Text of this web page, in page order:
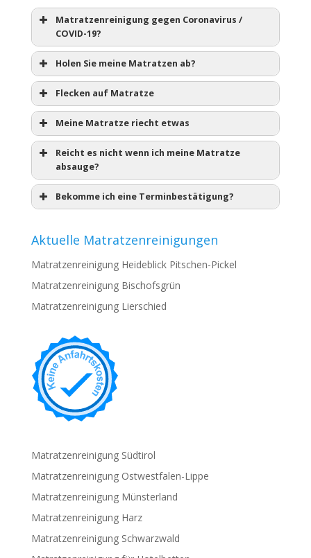
Matratzenreinigung gegen Coronavirus /
COVID-19?
Holen Sie meine Matratzen ab?
Flecken auf Matratze
Meine Matratze riecht etwas
Reicht es nicht wenn ich meine Matratze
absauge?
Bekomme ich eine Terminbestätigung?
Aktuelle Matratzenreinigungen
Matratzenreinigung Heideblick Pitschen-Pickel
Matratzenreinigung Bischofsgrün
Matratzenreinigung Lierschied
Matratzenreinigung Südtirol
Matratzenreinigung Ostwestfalen-Lippe
Matratzenreinigung Münsterland
Matratzenreinigung Harz
Matratzenreinigung Schwarzwald